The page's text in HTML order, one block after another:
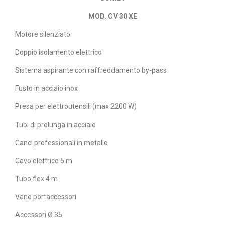
MOD. CV 30 XE
Motore silenziato
Doppio isolamento elettrico
Sistema aspirante con raffreddamento by-pass
Fusto in acciaio inox
Presa per elettroutensili (max 2200 W)
Tubi di prolunga in acciaio
Ganci professionali in metallo
Cavo elettrico 5 m
Tubo flex 4 m
Vano portaccessori
Accessori Ø 35